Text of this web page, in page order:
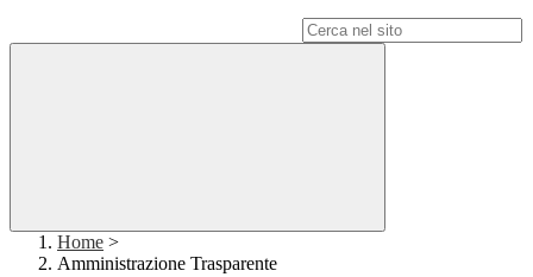
Home >
Amministrazione Trasparente